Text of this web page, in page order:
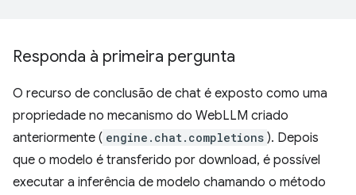
Responda à primeira pergunta
O recurso de conclusão de chat é exposto como uma
propriedade no mecanismo do WebLLM criado
anteriormente ( engine.chat.completions ). Depois
que o modelo é transferido por download, é possível
executar a inferência de modelo chamando o método